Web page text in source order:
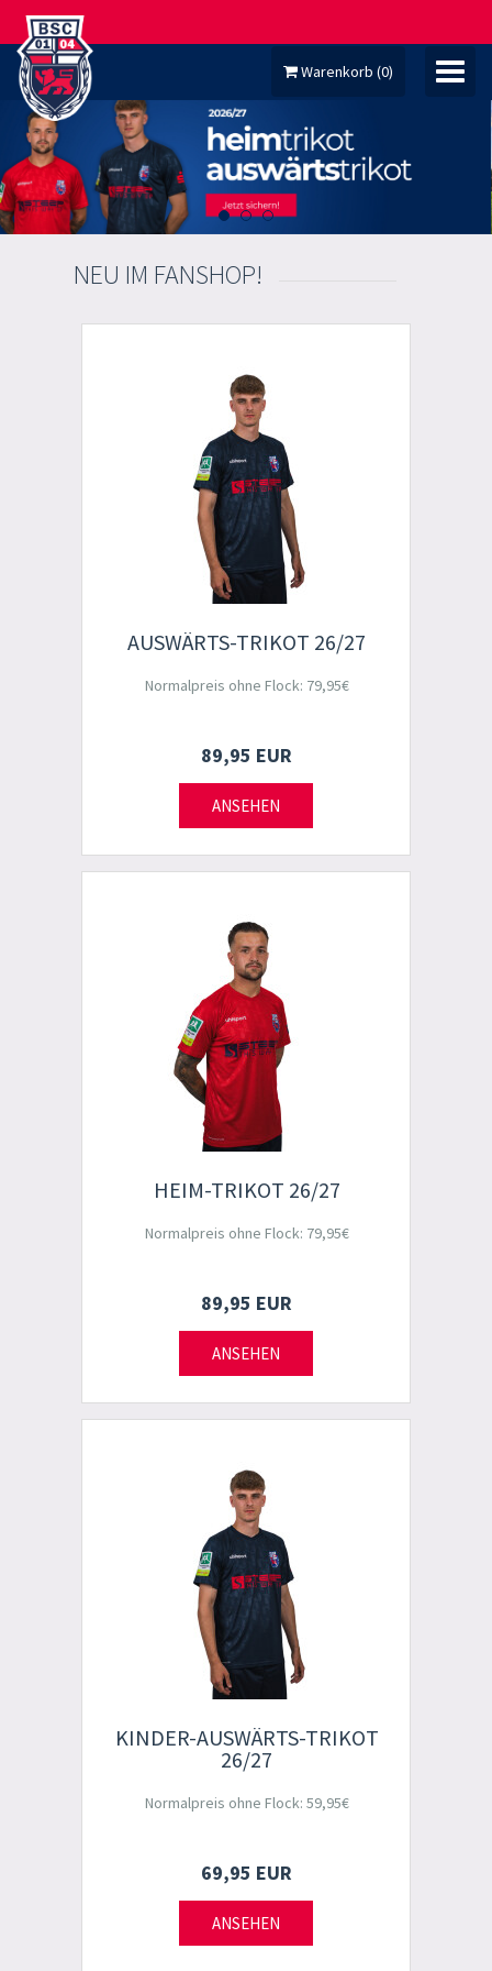
Warenkorb (0)
MEIN KONTO
TICKETS
FANARTIKEL
DAUERKARTEN
MITGLIED WERDEN!
HOMEPAGE
NEU IM FANSHOP!
AUSWÄRTS-TRIKOT 26/27
Normalpreis ohne Flock: 79,95€
89,95 EUR
ANSEHEN
HEIM-TRIKOT 26/27
Normalpreis ohne Flock: 79,95€
89,95 EUR
ANSEHEN
KINDER-AUSWÄRTS-TRIKOT
26/27
Normalpreis ohne Flock: 59,95€
69,95 EUR
ANSEHEN